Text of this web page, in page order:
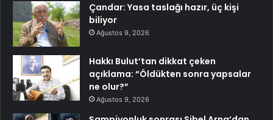
Çandar: Yasa taslağı hazır, üç kişi
biliyor
Ağustos 9, 2026
Hakkı Bulut’tan dikkat çeken
açıklama: “Öldükten sonra yapsalar
ne olur?”
Ağustos 9, 2026